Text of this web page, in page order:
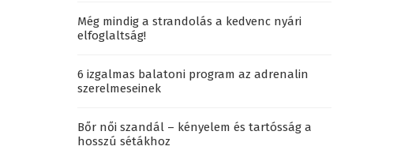
Még mindig a strandolás a kedvenc nyári
elfoglaltság!
6 izgalmas balatoni program az adrenalin
szerelmeseinek
Bőr női szandál – kényelem és tartósság a
hosszú sétákhoz